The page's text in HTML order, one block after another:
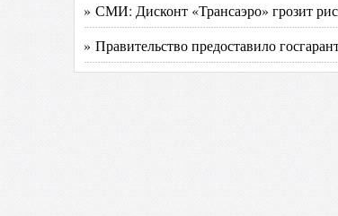
» СМИ: Дисконт «Трансаэро» грозит
» Правительство предоставило